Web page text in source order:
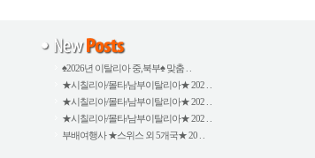
♠2026년 이탈리아 중,북부♠ 맞춤 . .
★시칠리아/몰타/남부이탈리아★ 202 . .
★시칠리아/몰타/남부이탈리아★ 202 . .
★시칠리아/몰타/남부이탈리아★ 202 . .
부배여행사 ★스위스 외 5개국★ 20 . .